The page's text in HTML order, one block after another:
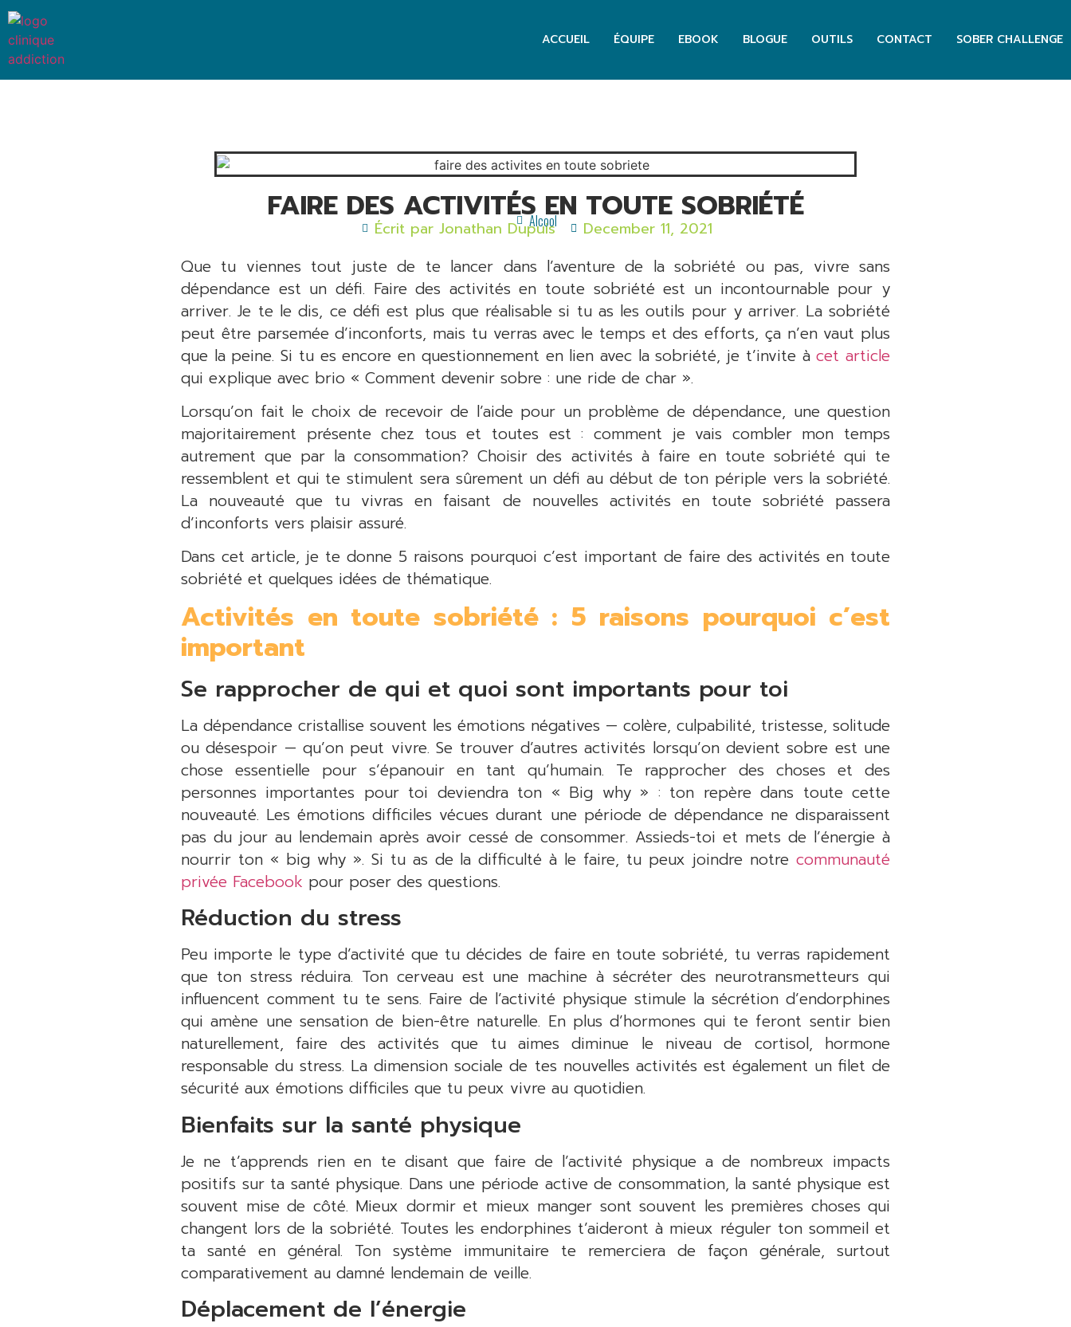
ACCUEIL ÉQUIPE EBOOK BLOGUE OUTILS CONTACT SOBER CHALLENGE
FAIRE DES ACTIVITÉS EN TOUTE SOBRIÉTÉ
Alcool
Écrit parJonathan Dupuis December 11, 2021
Que tu viennes tout juste de te lancer dans l’aventure de la sobriété ou pas, vivre sans
dépendance est un défi. Faire des activités en toute sobriété est un incontournable pour y
arriver. Je te le dis, ce défi est plus que réalisable si tu as les outils pour y arriver. La sobriété
peut être parsemée d’inconforts, mais tu verras avec le temps et des efforts, ça n’en vaut plus
que la peine. Si tu es encore en questionnement en lien avec la sobriété, je t’invite àcet article
qui explique avec brio « Comment devenir sobre : une ride de char ».
Lorsqu’on fait le choix de recevoir de l’aide pour un problème de dépendance, une question
majoritairement présente chez tous et toutes est : comment je vais combler mon temps
autrement que par la consommation? Choisir des activités à faire en toute sobriété qui te
ressemblent et qui te stimulent sera sûrement un défi au début de ton périple vers la sobriété.
La nouveauté que tu vivras en faisant de nouvelles activités en toute sobriété passera
d’inconforts vers plaisir assuré.
Dans cet article, je te donne 5 raisons pourquoi c’est important de faire des activités en toute
sobriété et quelques idées de thématique.
Activités en toute sobriété : 5 raisons pourquoi c’est
important
Se rapprocher de qui et quoi sont importants pour toi
La dépendance cristallise souvent les émotions négatives — colère, culpabilité, tristesse, solitude
ou désespoir — qu’on peut vivre. Se trouver d’autres activités lorsqu’on devient sobre est une
chose essentielle pour s’épanouir en tant qu’humain. Te rapprocher des choses et des
personnes importantes pour toi deviendra ton « Big why » : ton repère dans toute cette
nouveauté. Les émotions difficiles vécues durant une période de dépendance ne disparaissent
pas du jour au lendemain après avoir cessé de consommer. Assieds-toi et mets de l’énergie à
nourrir ton « big why ». Si tu as de la difficulté à le faire, tu peux joindre notre communauté
privée Facebook pour poser des questions.
Réduction du stress
Peu importe le type d’activité que tu décides de faire en toute sobriété, tu verras rapidement
que ton stress réduira. Ton cerveau est une machine à sécréter des neurotransmetteurs qui
influencent comment tu te sens. Faire de l’activité physique stimule la sécrétion d’endorphines
qui amène une sensation de bien-être naturelle. En plus d’hormones qui te feront sentir bien
naturellement, faire des activités que tu aimes diminue le niveau de cortisol, hormone
responsable du stress. La dimension sociale de tes nouvelles activités est également un filet de
sécurité aux émotions difficiles que tu peux vivre au quotidien.
Bienfaits sur la santé physique
Je ne t’apprends rien en te disant que faire de l’activité physique a de nombreux impacts
positifs sur ta santé physique. Dans une période active de consommation, la santé physique est
souvent mise de côté. Mieux dormir et mieux manger sont souvent les premières choses qui
changent lors de la sobriété. Toutes les endorphines t’aideront à mieux réguler ton sommeil et
ta santé en général. Ton système immunitaire te remerciera de façon générale, surtout
comparativement au damné lendemain de veille.
Déplacement de l’énergie